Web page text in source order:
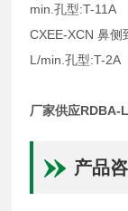
min.孔型:T-11A
CXEE-XCN 鼻
L/min.孔型:T-2A
厂家供应RDBA-
产品